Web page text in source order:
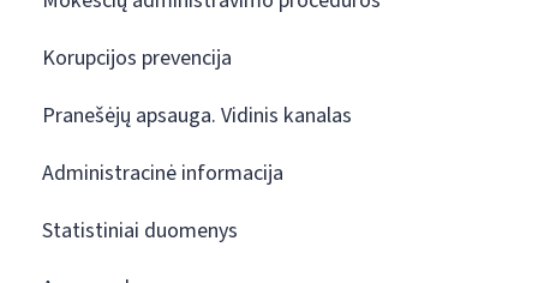
Korupcijos prevencija
Pranešėjų apsauga. Vidinis kanalas
Administracinė informacija
Statistiniai duomenys